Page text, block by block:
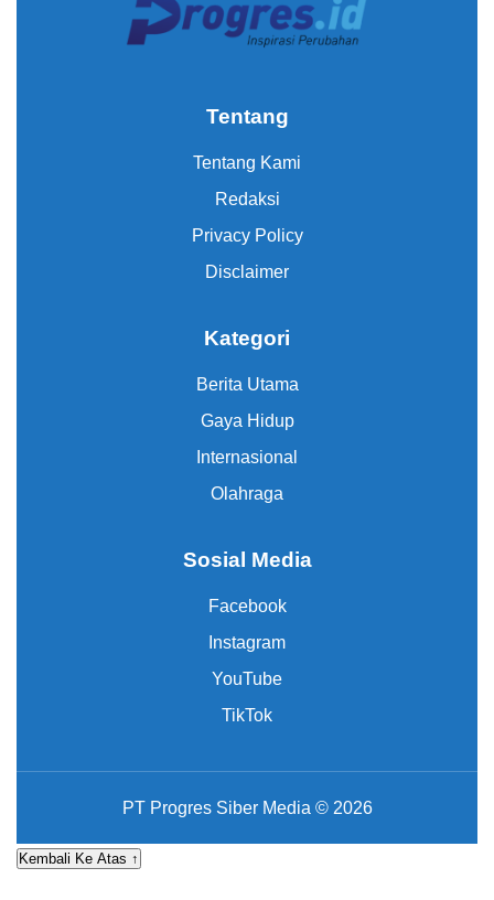
Tentang
Tentang Kami
Redaksi
Privacy Policy
Disclaimer
Kategori
Berita Utama
Gaya Hidup
Internasional
Olahraga
Sosial Media
Facebook
Instagram
YouTube
TikTok
PT Progres Siber Media © 2026
Kembali Ke Atas ↑